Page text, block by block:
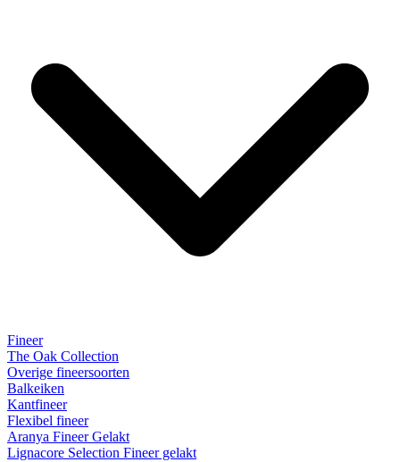
Fineer
The Oak Collection
Overige fineersoorten
Balkeiken
Kantfineer
Flexibel fineer
Aranya Fineer Gelakt
Lignacore Selection Fineer gelakt